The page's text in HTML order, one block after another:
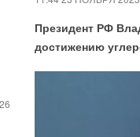
Президент РФ
достижению
Цены на
уровней, вызвав